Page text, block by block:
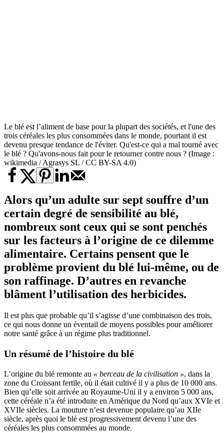
Le blé est l’aliment de base pour la plupart des sociétés, et l'une des
trois céréales les plus consommées dans le monde, pourtant il est
devenu presque tendance de l'éviter. Qu'est-ce qui a mal tourné avec
le blé ? Qu'avons-nous fait pour le retourner contre nous ? (Image :
wikimedia / Agrasys SL / CC BY-SA 4.0)
Alors qu’un adulte sur sept souffre d’un
certain degré de sensibilité au blé,
nombreux sont ceux qui se sont penchés
sur les facteurs à l’origine de ce dilemme
alimentaire. Certains pensent que le
problème provient du blé lui-même, ou de
son raffinage. D’autres en revanche
blâment l’utilisation des herbicides.
Il est plus que probable qu’il s’agisse d’une combinaison des trois,
ce qui nous donne un éventail de moyens possibles pour améliorer
notre santé grâce à un régime plus traditionnel.
Un résumé de l’histoire du blé
L’origine du blé remonte au « berceau de la civilisation », dans la
zone du Croissant fertile, où il était cultivé il y a plus de 10 000 ans.
Bien qu’elle soit arrivée au Royaume-Uni il y a environ 5 000 ans,
cette céréale n’a été introduite en Amérique du Nord qu’aux XVIe et
XVIIe siècles. La mouture n’est devenue populaire qu’au XIIe
siècle, après quoi le blé est progressivement devenu l’une des
céréales les plus consommées au monde.